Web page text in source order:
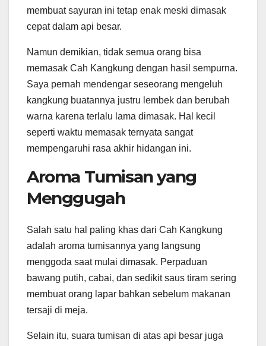
membuat sayuran ini tetap enak meski dimasak
cepat dalam api besar.
Namun demikian, tidak semua orang bisa
memasak Cah Kangkung dengan hasil sempurna.
Saya pernah mendengar seseorang mengeluh
kangkung buatannya justru lembek dan berubah
warna karena terlalu lama dimasak. Hal kecil
seperti waktu memasak ternyata sangat
mempengaruhi rasa akhir hidangan ini.
Aroma Tumisan yang
Menggugah
Salah satu hal paling khas dari Cah Kangkung
adalah aroma tumisannya yang langsung
menggoda saat mulai dimasak. Perpaduan
bawang putih, cabai, dan sedikit saus tiram sering
membuat orang lapar bahkan sebelum makanan
tersaji di meja.
Selain itu, suara tumisan di atas api besar juga